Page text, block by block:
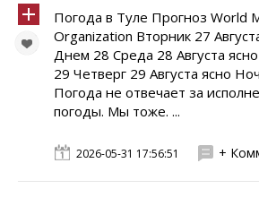
Погода в Туле Прогноз World
Organization Вторник 27
Днем 28 Среда 28 Августа
29 Четверг 29 Августа ясно
Погода не отвечает за
погоды. Мы тоже. ...
2026-05-31 17:56:51 +